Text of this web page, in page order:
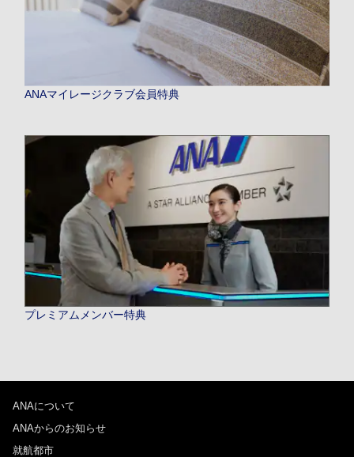
ANAマイレージクラブ会員特典
プレミアムメンバー特典
ANAについて
ANAからのお知らせ
就航都市